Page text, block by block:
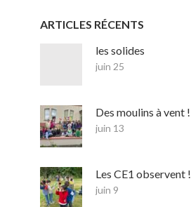
ARTICLES RÉCENTS
les solides
juin 25
Des moulins à vent !
juin 13
Les CE1 observent !
juin 9